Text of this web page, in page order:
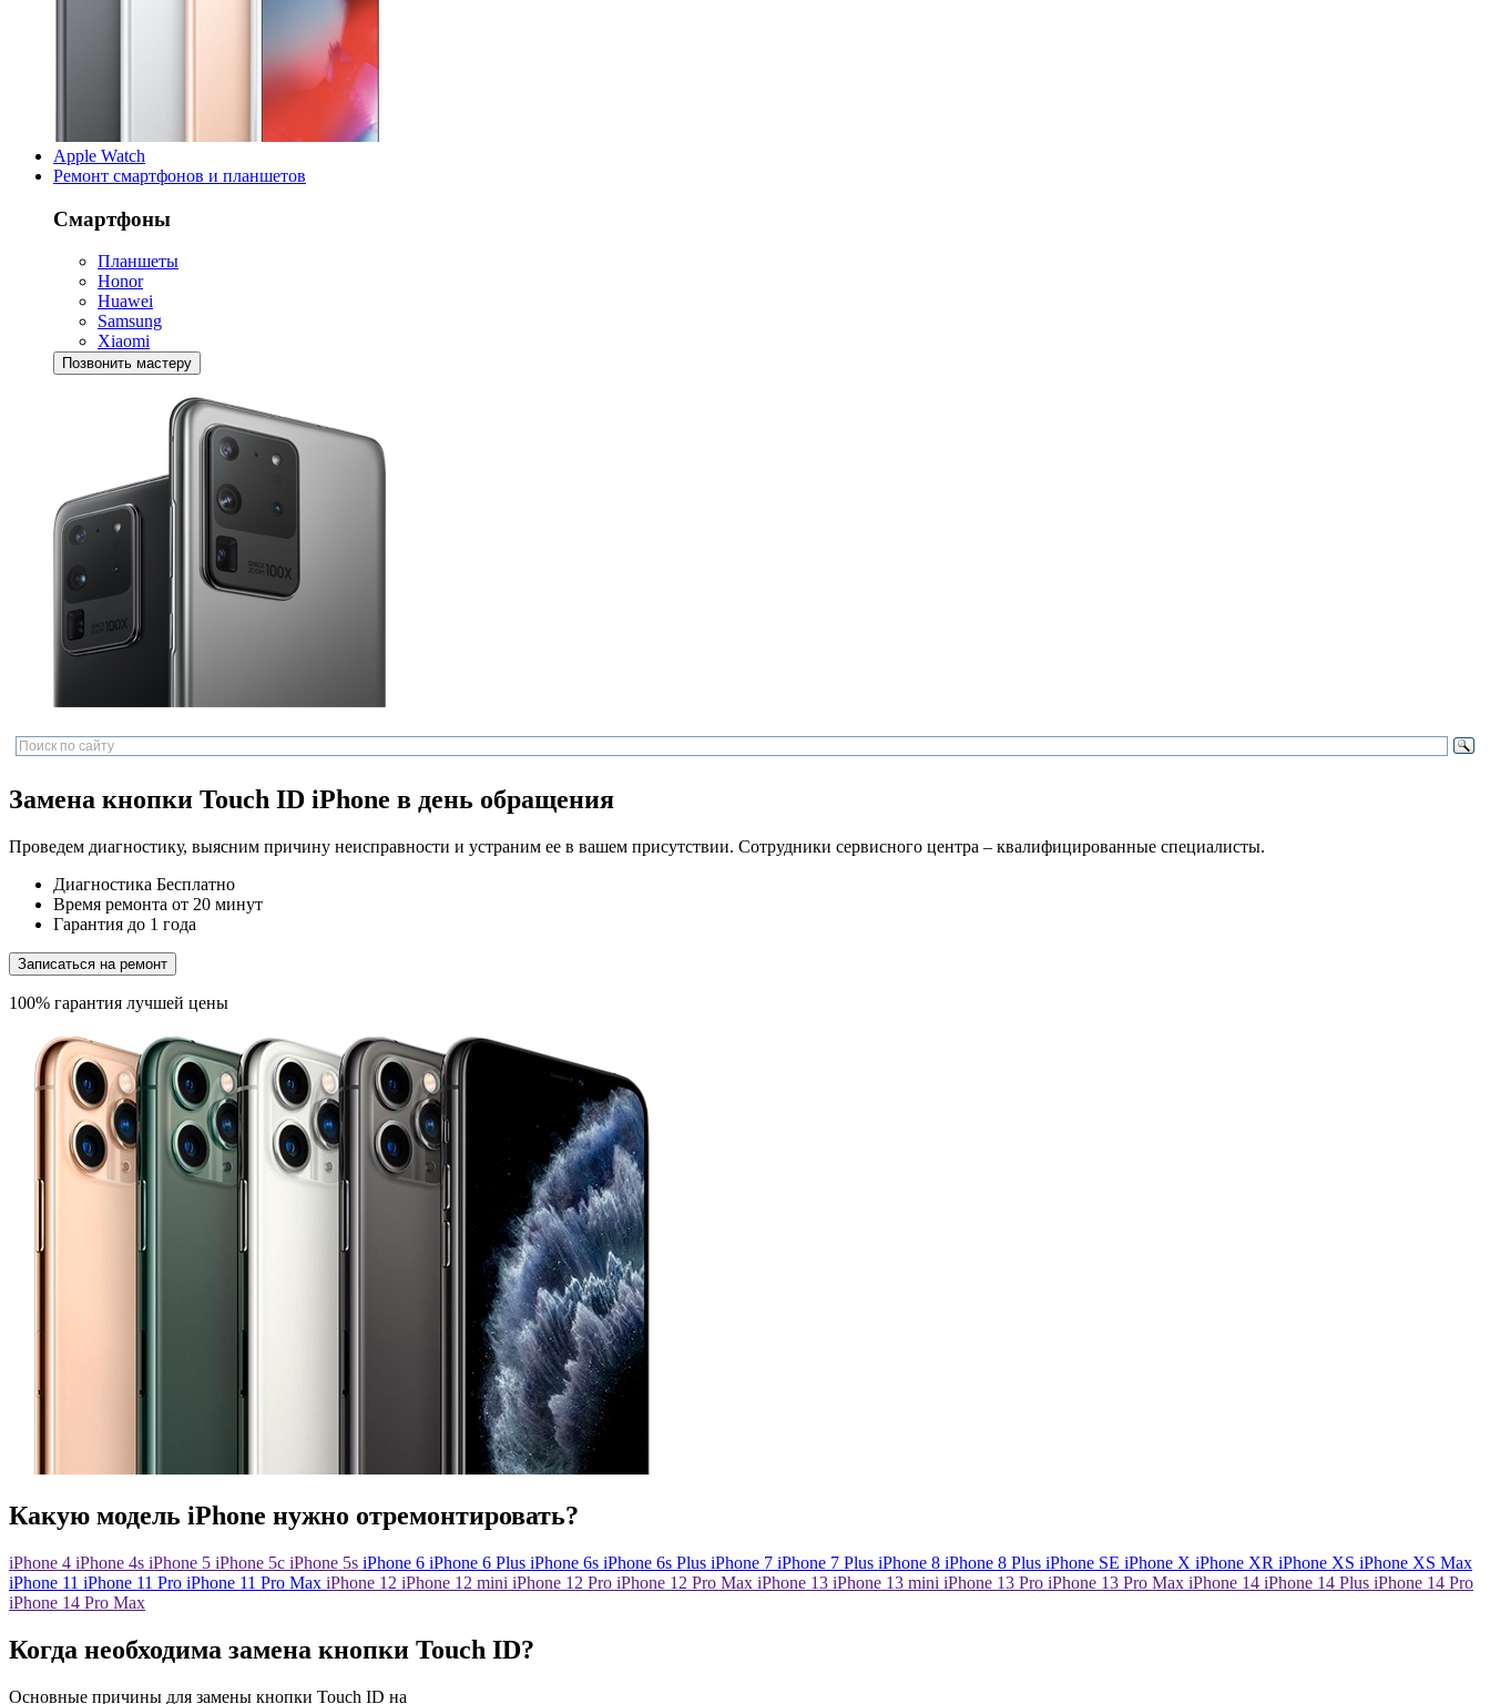
Apple Watch
Ремонт смартфонов и планшетов
Смартфоны
Планшеты
Honor
Huawei
Samsung
Xiaomi
Позвонить мастеру
Замена кнопки Touch ID iPhone в день обращения
Проведем диагностику, выясним причину неисправности и устраним ее в вашем присутствии. Сотрудники сервисного центра – квалифицированные специалисты.
Диагностика Бесплатно
Время ремонта от 20 минут
Гарантия до 1 года
Записаться на ремонт
100% гарантия лучшей цены
Какую модель iPhone нужно отремонтировать?
iPhone 4 iPhone 4s iPhone 5 iPhone 5c iPhone 5s iPhone 6 iPhone 6 Plus iPhone 6s iPhone 6s Plus iPhone 7 iPhone 7 Plus iPhone 8 iPhone 8 Plus iPhone SE iPhone X iPhone XR iPhone XS iPhone XS Max
iPhone 11 iPhone 11 Pro iPhone 11 Pro Max iPhone 12 iPhone 12 mini iPhone 12 Pro iPhone 12 Pro Max iPhone 13 iPhone 13 mini iPhone 13 Pro iPhone 13 Pro Max iPhone 14 iPhone 14 Plus iPhone 14 Pro
iPhone 14 Pro Max
Когда необходима замена кнопки Touch ID?
Основные причины для замены кнопки Touch ID на